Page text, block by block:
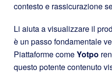
contesto e rassicurazione
Li aiuta a visualizzare il
è un passo fondamentale
Piattaforme comeYotpo
questo potente contenuto